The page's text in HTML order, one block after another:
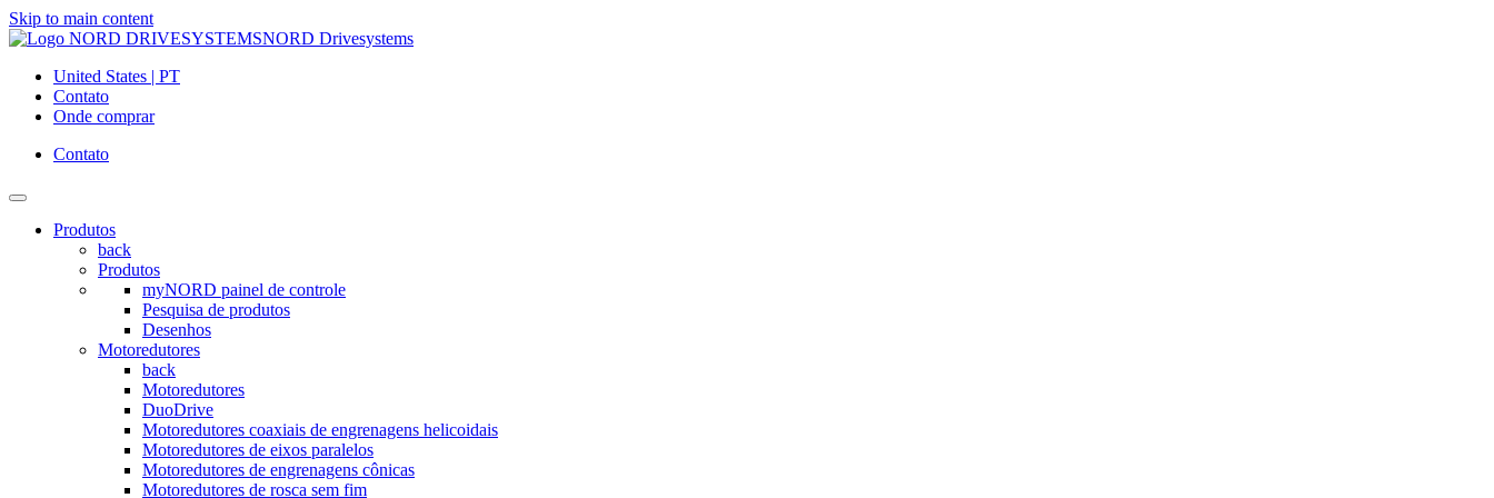
Skip to main content
NORD Drivesystems
United States | PT
Contato
Onde comprar
Contato
Produtos
back
Produtos
myNORD painel de controle
Pesquisa de produtos
Desenhos
Motoredutores
back
Motoredutores
DuoDrive
Motoredutores coaxiais de engrenagens helicoidais
Motoredutores de eixos paralelos
Motoredutores de engrenagens cônicas
Motoredutores de rosca sem fim